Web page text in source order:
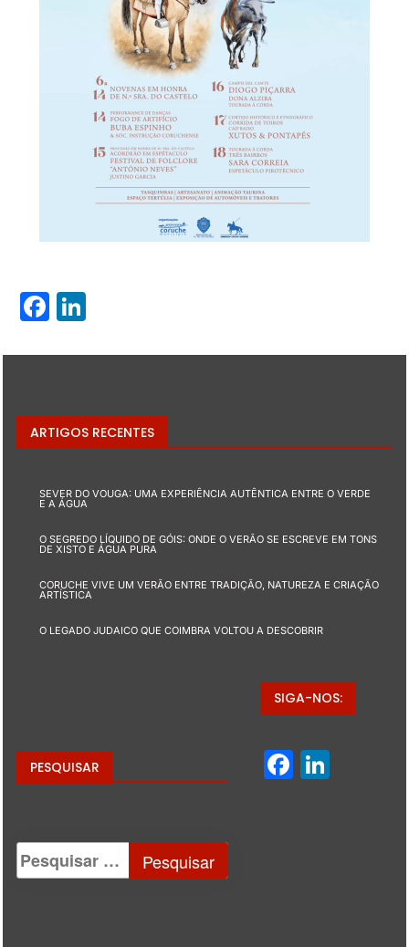
Facebook
ARTIGOS RECENTES
SEVER DO VOUGA: UMA EXPERIÊNCIA AUTÊNTICA ENTRE O VERDE
E A ÁGUA
O SEGREDO LÍQUIDO DE GÓIS: ONDE O VERÃO SE ESCREVE EM TONS
DE XISTO E ÁGUA PURA
CORUCHE VIVE UM VERÃO ENTRE TRADIÇÃO, NATUREZA E CRIAÇÃO
ARTÍSTICA
O LEGADO JUDAICO QUE COIMBRA VOLTOU A DESCOBRIR
PESQUISAR
SIGA-NOS: